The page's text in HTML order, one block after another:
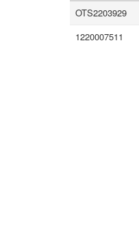
OTS2203929
1220007511